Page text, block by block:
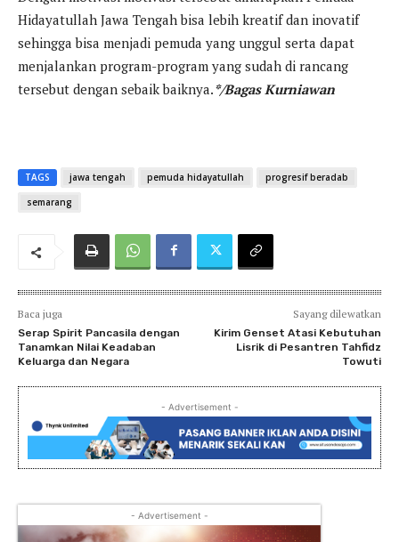
Hidayatullah Jawa Tengah bisa lebih kreatif dan inovatif
sehingga bisa menjadi pemuda yang unggul serta dapat
menjalankan program-program yang sudah di rancang
tersebut dengan sebaik baiknya.*/Bagas Kurniawan
TAGS jawa tengah pemuda hidayatullah
progresif beradab
semarang
Baca juga
Serap Spirit Pancasila dengan
Tanamkan Nilai Keadaban
Keluarga dan Negara
Sayang dilewatkan
Kirim Genset Atasi Kebutuhan
Lisrik di Pesantren Tahfidz
Towuti
- Advertisement -
- Advertisement -